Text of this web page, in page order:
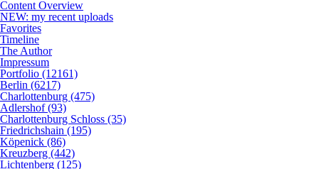
Content Overview
NEW: my recent uploads
Favorites
Timeline
The Author
Impressum
Portfolio (12161)
Berlin (6217)
Charlottenburg (475)
Adlershof (93)
Charlottenburg Schloss (35)
Friedrichshain (195)
Köpenick (86)
Kreuzberg (442)
Lichtenberg (125)